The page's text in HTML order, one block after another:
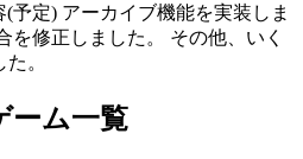
(予定) アーカイブ機能を実装しま
を修正しました。 その他、いく
。
ーム一覧